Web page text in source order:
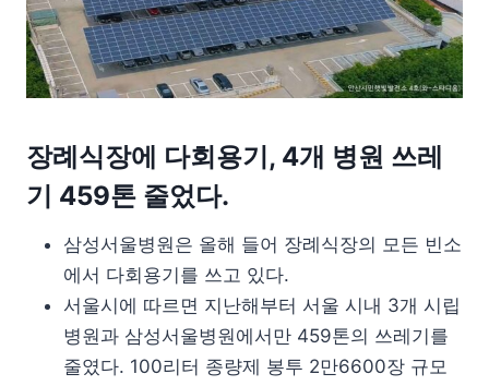
장례식장에 다회용기, 4개 병원 쓰레
기 459톤 줄었다.
삼성서울병원은 올해 들어 장례식장의 모든 빈소
에서 다회용기를 쓰고 있다.
서울시에 따르면 지난해부터 서울 시내 3개 시립
병원과 삼성서울병원에서만 459톤의 쓰레기를
줄였다. 100리터 종량제 봉투 2만6600장 규모